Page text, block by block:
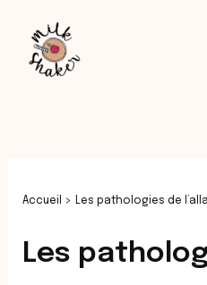
contenu
Accueil Les pathologies de
Les